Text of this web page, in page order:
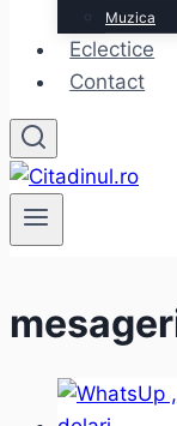
Muzica
Eclectice
Contact